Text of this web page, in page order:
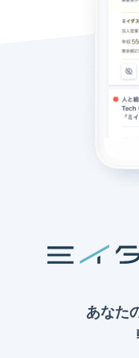
あなた